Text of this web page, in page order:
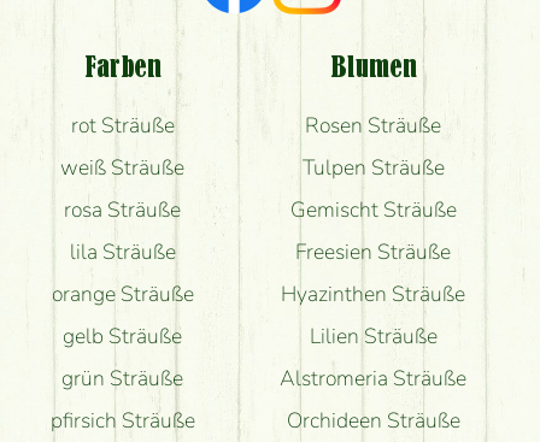
Welche Rückmeldungen bekomme ich zum
Blumenversand?
Bekomme ich wirklich, was auf dem Bild zu sehen
Farben
rot Sträuße
weiß Sträuße
rosa Sträuße
lila Sträuße
orange Sträuße
gelb Sträuße
grün Sträuße
pfirsich Sträuße
Blumen
Rosen Sträuße
Tulpen Sträuße
Gemischt Sträuße
Freesien Sträuße
Hyazinthen Sträuße
Lilien Sträuße
Alstromeria Sträuße
Orchideen Sträuße